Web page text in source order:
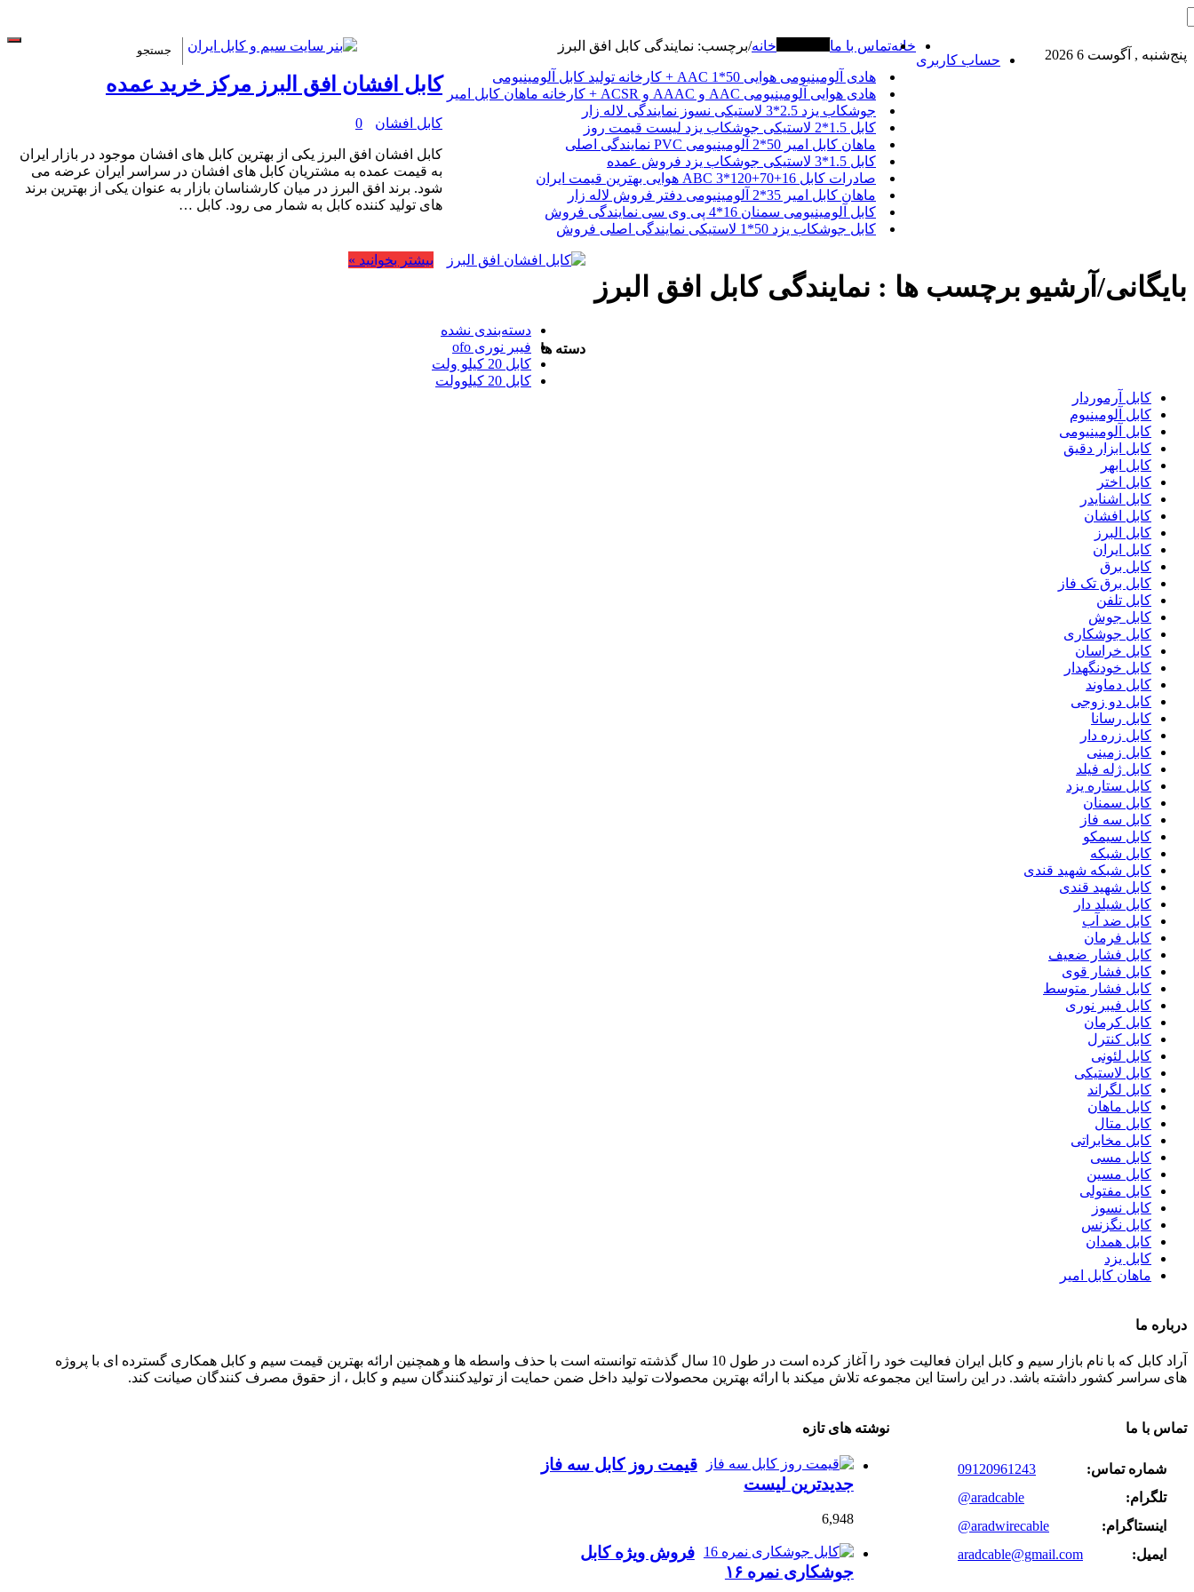
پنج‌شنبه , آگوست 6 2026 حساب کاربری
خانهتماس با ما
هادی آلومینیومی هوایی 50*1 AAC + کارخانه تولید کابل آلومینیومی
هادی هوایی آلومینیومی AAC و AAAC و ACSR + کارخانه ماهان کابل امیر
جوشکاب یزد 2.5*3 لاستیکی نسوز نمایندگی لاله زار
کابل 1.5*2 لاستیکی جوشکاب یزد لیست قیمت روز
ماهان کابل امیر 50*2 آلومینیومی PVC نمایندگی اصلی
کابل 1.5*3 لاستیکی جوشکاب یزد فروش عمده
صادرات کابل 16+70+120*3 ABC هوایی بهترین قیمت ایران
ماهان کابل امیر 35*2 آلومینیومی دفتر فروش لاله زار
کابل آلومینیومی سمنان 16*4 پی وی سی نمایندگی فروش
کابل جوشکاب یزد 50*1 لاستیکی نمایندگی اصلی فروش
خانه/برچسب: نمایندگی کابل افق البرز
بایگانی/آرشیو برچسب ها : نمایندگی کابل افق البرز
کابل افشان افق البرز مرکز خرید عمده
کابل افشان 0
کابل افشان افق البرز یکی از بهترین کابل های افشان موجود در بازار ایران
به قیمت عمده به مشتریان کابل های افشان در سراسر ایران عرضه می
شود. برند افق البرز در میان کارشناسان بازار به عنوان یکی از بهترین برند
های تولید کننده کابل به شمار می رود. کابل …
بیشتر بخوانید »
دسته ها
دسته‌بندی نشده
فیبر نوری ofo
کابل 20 کیلو ولت
کابل 20 کیلوولت
کابل آرموردار
کابل آلومینیوم
کابل آلومینیومی
کابل ابزار دقیق
کابل ابهر
کابل اختر
کابل اشنایدر
کابل افشان
کابل البرز
کابل ایران
کابل برق
کابل برق تک فاز
کابل تلفن
کابل جوش
کابل جوشکاری
کابل خراسان
کابل خودنگهدار
کابل دماوند
کابل دو زوجی
کابل رسانا
کابل زره دار
کابل زمینی
کابل ژله فیلد
کابل ستاره یزد
کابل سمنان
کابل سه فاز
کابل سیمکو
کابل شبکه
کابل شبکه شهید قندی
کابل شهید قندی
کابل شیلد دار
کابل ضد آب
کابل فرمان
کابل فشار ضعیف
کابل فشار قوی
کابل فشار متوسط
کابل فیبر نوری
کابل کرمان
کابل کنترل
کابل لئونی
کابل لاستیکی
کابل لگراند
کابل ماهان
کابل متال
کابل مخابراتی
کابل مسی
کابل مسین
کابل مفتولی
کابل نسوز
کابل نگزنس
کابل همدان
کابل یزد
ماهان کابل امیر
درباره ما
آراد کابل که با نام بازار سیم و کابل ایران فعالیت خود را آغاز کرده است در طول 10 سال گذشته توانسته است با حذف واسطه ها و همچنین ارائه بهترین قیمت سیم و کابل همکاری گسترده ای با پروژه
های سراسر کشور داشته باشد. در این راستا این مجموعه تلاش میکند با ارائه بهترین محصولات تولید داخل ضمن حمایت از تولیدکنندگان سیم و کابل ، از حقوق مصرف کنندگان صیانت کند.
تماس با ما
شماره تماس:
09120961243
تلگرام:
@aradcable
اینستاگرام:
@aradwirecable
ایمیل:
aradcable@gmail.com
نوشته های تازه
قیمت روز کابل سه فاز
جدیدترین لیست
6,948
فروش ویژه کابل
جوشکاری نمره ۱۶